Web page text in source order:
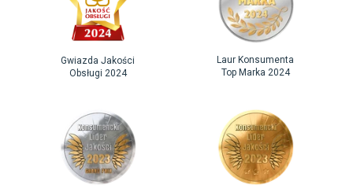
Gwiazda Jakości
Obsługi 2024
Laur Konsumenta
Top Marka 2024